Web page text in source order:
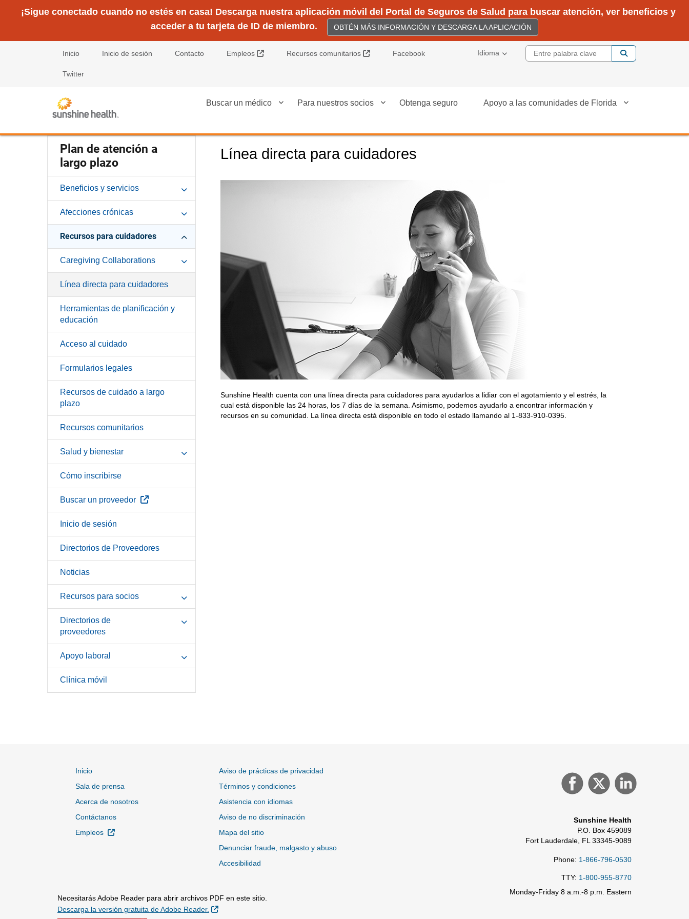
¡Sigue conectado cuando no estés en casa! Descarga nuestra aplicación móvil del Portal de Seguros de Salud para buscar atención, ver beneficios y
acceder a tu tarjeta de ID de miembro.
OBTÉN MÁS INFORMACIÓN Y DESCARGA LA APLICACIÓN
Inicio Inicio de sesión Contacto Empleos Sitio ExternoRecursos comunitarios Sitio Externo
Facebook
Twitter
Idioma Entre palabra
Buscar un médico Para nuestros socios Obtenga seguro Apoyo a las comunidades de Florida
Plan de atención a
largo plazo
Beneficios y servicios
Afecciones crónicas
Recursos para cuidadores
Caregiving Collaborations
Línea directa para cuidadores
Herramientas de planificación y
educación
Acceso al cuidado
Formularios legales
Recursos de cuidado a largo
plazo
Recursos comunitarios
Salud y bienestar
Cómo inscribirse
Buscar un proveedor Sitio Externo
Inicio de sesión
Directorios de Proveedores
Noticias
Recursos para socios
Directorios de
proveedores
Apoyo laboral
Clínica móvil
Línea directa para cuidadores
Sunshine Health cuenta con una línea directa para cuidadores para ayudarlos a lidiar con el agotamiento y el estrés, la
cual está disponible las 24 horas, los 7 días de la semana. Asimismo, podemos ayudarlo a encontrar información y
recursos en su comunidad. La línea directa está disponible en todo el estado llamando al 1-833-910-0395.
Inicio
Sala de prensa
Acerca de nosotros
Contáctanos
Empleos
Sitio Externo
Aviso de prácticas de privacidad
Términos y condiciones
Asistencia con idiomas
Aviso de no discriminación
Mapa del sitio
Denunciar fraude, malgasto y abuso
Accesibilidad
Necesitarás Adobe Reader para abrir archivos PDF en este sitio.
Descarga la versión gratuita de Adobe Reader.
Sitio Externo
Sunshine Health
P.O. Box 459089
Fort Lauderdale, FL 33345-9089
Phone: 1-866-796-0530
TTY: 1-800-955-8770
Monday-Friday 8 a.m.-8 p.m. Eastern